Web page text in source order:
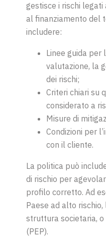
gestisce i rischi legati
al finanziamento del
includere:
Linee guida per
valutazione, la
dei rischi;
Criteri chiari su
considerato a
Misure di
Condizioni per
con il cliente.
La politica può
di rischio per
profilo corretto. Ad
Paese ad alto
struttura societaria, o
(PEP).